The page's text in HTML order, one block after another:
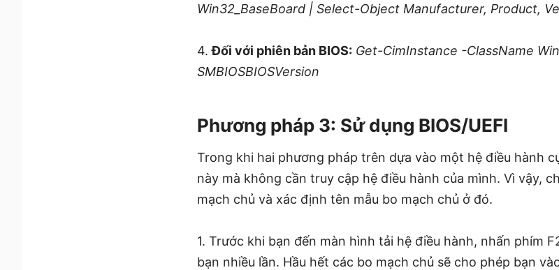
Win32_BaseBoard | Select-Object Manufacturer, Product,
4.Đối với phiên bản BIOS: Get-CimInstance -ClassName
SMBIOSBIOSVersion
Phương pháp 3: Sử dụng BIOS/UEFI
Trong khi hai phương pháp trên dựa vào một hệ điều hành
này mà không cần truy cập hệ điều hành của mình. Vì vậy,
mạch chủ và xác định tên mẫu bo mạch chủ ở đó.
1. Trước khi bạn đến màn hình tải hệ điều hành, nhấn phím
bạn nhiều lần. Hầu hết các bo mạch chủ sẽ cho phép bạn